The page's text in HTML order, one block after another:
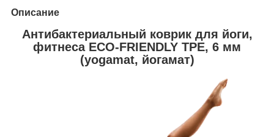
Описание
Антибактериальный коврик для йоги,
фитнеса ECO-FRIENDLY TPE, 6 мм
(yogamat, йогамат)